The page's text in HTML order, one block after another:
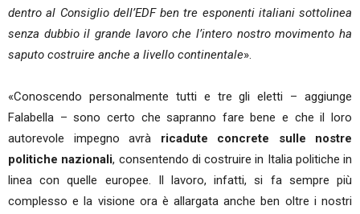
dentro al Consiglio dell’EDF ben tre esponenti italiani sottolinea
senza dubbio il grande lavoro che l’intero nostro movimento ha
saputo costruire anche a livello continentale».
«Conoscendo personalmente tutti e tre gli eletti – aggiunge
Falabella – sono certo che sapranno fare bene e che il loro
autorevole impegno avrà ricadute concrete sulle nostre
politiche nazionali, consentendo di costruire in Italia politiche in
linea con quelle europee. Il lavoro, infatti, si fa sempre più
complesso e la visione ora è allargata anche ben oltre i nostri